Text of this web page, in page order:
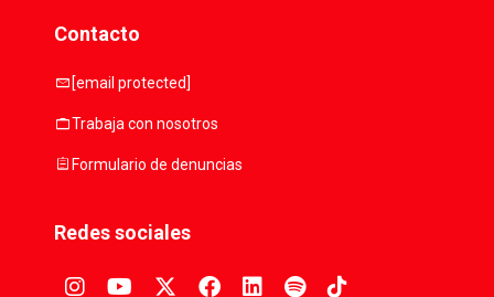
Contacto
mail [email protected]
workTrabaja con nosotros
assignmentFormulario de denuncias
Redes sociales